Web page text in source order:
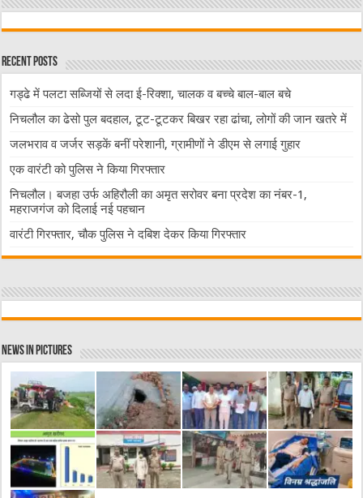
Recent Posts
गड्ढे में पलटा सब्जियों से लदा ई-रिक्शा, चालक व बच्चे बाल-बाल बचे
निचलौल का ढेसो पुल बदहाल, टूट-टूटकर बिखर रहा ढांचा, लोगों की जान खतरे में
जलभराव व जर्जर सड़कें बनीं परेशानी, ग्रामीणों ने डीएम से लगाई गुहार
एक वारंटी को पुलिस ने किया गिरफ्तार
निचलौल। बजहा उर्फ अहिरौली का अमृत सरोवर बना प्रदेश का नंबर-1,
महराजगंज को दिलाई नई पहचान
वारंटी गिरफ्तार, चौक पुलिस ने दबिश देकर किया गिरफ्तार
News in Pictures